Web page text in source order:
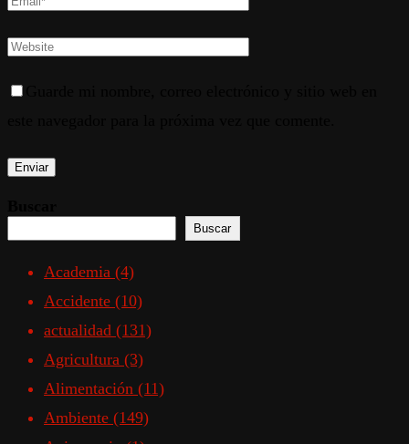
Buscar
Academia (4)
Accidente (10)
actualidad (131)
Agricultura (3)
Alimentación (11)
Ambiente (149)